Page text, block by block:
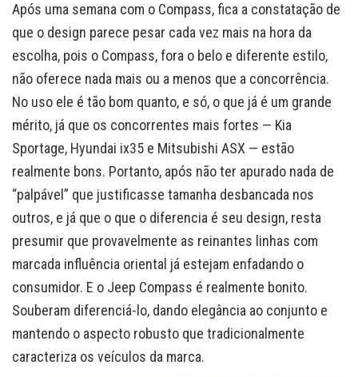
Após uma semana com o Compass, fica a constatação de
que o design parece pesar cada vez mais na hora da
escolha, pois o Compass, fora o belo e diferente estilo,
não oferece nada mais ou a menos que a concorrência.
No uso ele é tão bom quanto, e só, o que já é um grande
mérito, já que os concorrentes mais fortes — Kia
Sportage, Hyundai ix35 e Mitsubishi ASX — estão
realmente bons. Portanto, após não ter apurado nada de
“palpável” que justificasse tamanha desbancada nos
outros, e já que o que o diferencia é seu design, resta
presumir que provavelmente as reinantes linhas com
marcada influência oriental já estejam enfadando o
consumidor. E o Jeep Compass é realmente bonito.
Souberam diferenciá-lo, dando elegância ao conjunto e
mantendo o aspecto robusto que tradicionalmente
caracteriza os veículos da marca.